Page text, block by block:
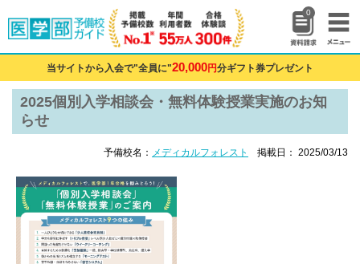
0
当サイトから入会で"全員に"20,000円分ギフト券プレゼント
2025個別入学相談会・無料体験授業実施のお知
らせ
予備校名： メディカルフォレスト 掲載日： 2025/03/13